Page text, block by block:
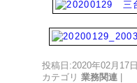
投稿日:2020年02月17日
カテゴリ 業務関連